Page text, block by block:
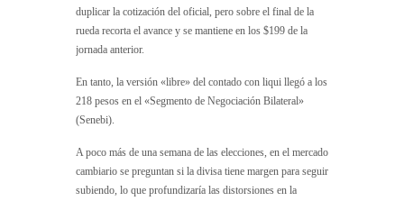
duplicar la cotización del oficial, pero sobre el final de la
rueda recorta el avance y se mantiene en los $199 de la
jornada anterior.
En tanto, la versión «libre» del contado con liqui llegó a los
218 pesos en el «Segmento de Negociación Bilateral»
(Senebi).
A poco más de una semana de las elecciones, en el mercado
cambiario se preguntan si la divisa tiene margen para seguir
subiendo, lo que profundizaría las distorsiones en la